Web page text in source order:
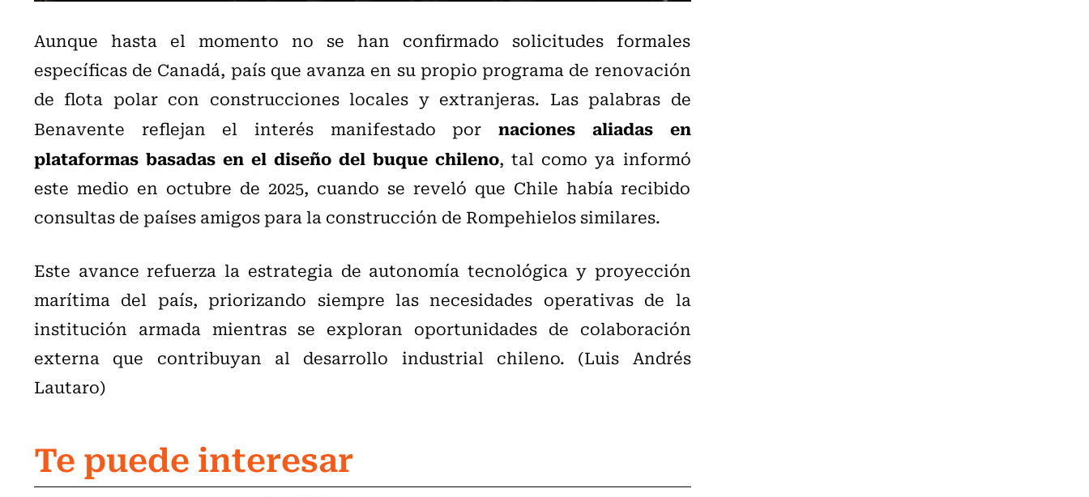
Aunque hasta el momento no se han confirmado solicitudes formales
específicas de Canadá, país que avanza en su propio programa de renovación
de flota polar con construcciones locales y extranjeras. Las palabras de
Benavente reflejan el interés manifestado por naciones aliadas en
plataformas basadas en el diseño del buque chileno, tal como ya informó
este medio en octubre de 2025, cuando se reveló que Chile había recibido
consultas de países amigos para la construcción de Rompehielos similares.
Este avance refuerza la estrategia de autonomía tecnológica y proyección
marítima del país, priorizando siempre las necesidades operativas de la
institución armada mientras se exploran oportunidades de colaboración
externa que contribuyan al desarrollo industrial chileno. (Luis Andrés
Lautaro)
Te puede interesar